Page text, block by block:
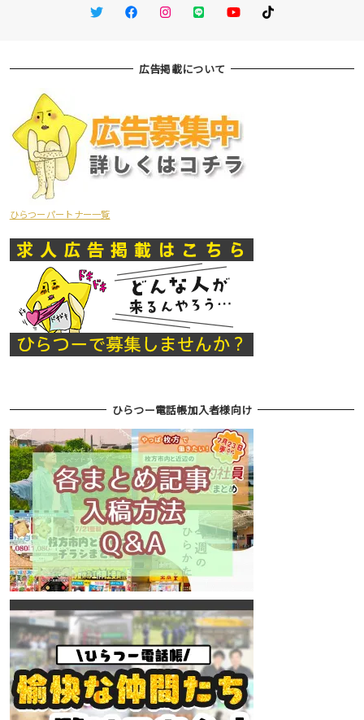
TwitterFacebookInstagram
LINE You TubeTikTok
広告掲載について
ひらつーパートナー一覧
ひらつー電話帳加入者様向け